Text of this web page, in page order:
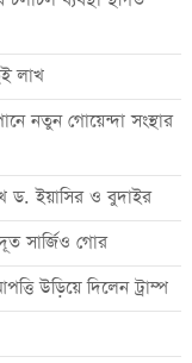
লাখ
নতুন গোয়েন্দা সংস্থার
ড. ইয়াসির ও বুদাইর
সার্জিও গোর
উড়িয়ে দিলেন ট্রাম্প